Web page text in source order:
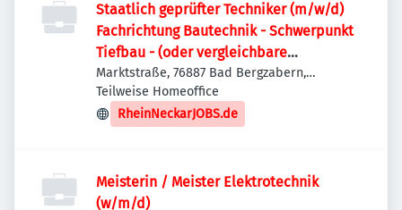
Staatlich geprüfter Techniker (m/w/d)
Fachrichtung Bautechnik - Schwerpunkt
Tiefbau - (oder vergleichbare
Qualifikation)
Marktstraße, 76887 Bad Bergzabern,
Deutschland
Teilweise Homeoffice
RheinNeckarJOBS.de
Meisterin / Meister Elektrotechnik
(w/m/d)